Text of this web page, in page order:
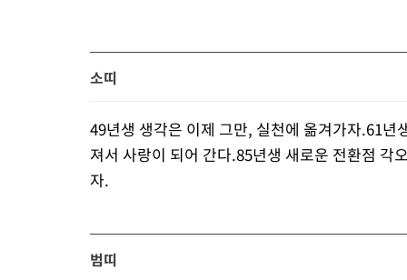
소띠
49년생 생각은 이제 그만, 실천에 옮겨가자.61
져서 사랑이 되어 간다.85년생 새로운 전환점 각
자.
범띠